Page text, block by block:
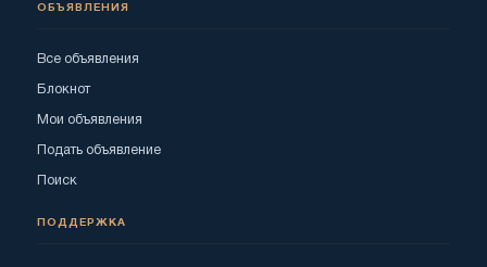
ОБЪЯВЛЕНИЯ
Все объявления
Блокнот
Мои объявления
Подать объявление
Поиск
ПОДДЕРЖКА